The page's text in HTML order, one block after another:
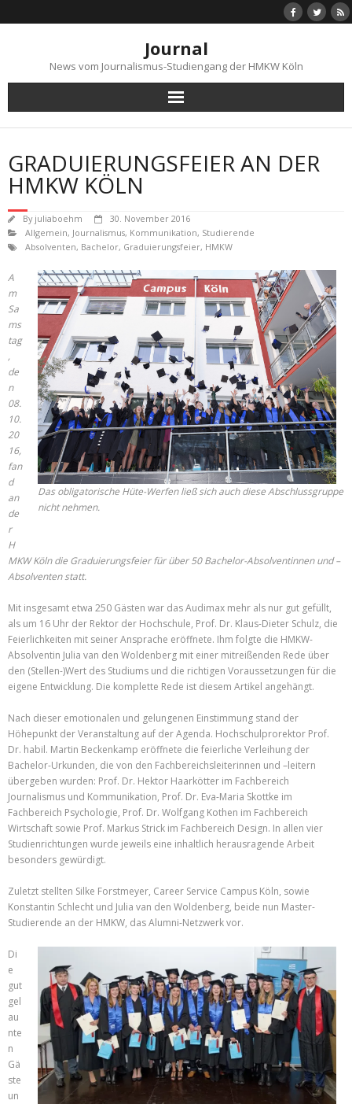
to
Journal
News vom Journalismus-Studiengang der HMKW Köln
GRADUIERUNGSFEIER AN DER
HMKW KÖLN
By juliaboehm
30. November 2016
Allgemein, Journalismus, Kommunikation, Studierende
Absolventen, Bachelor, Graduierungsfeier, HMKW
Das obligatorische Hüte-Werfen ließ sich auch diese Abschlussgruppe
nicht nehmen.
A
m
Sa
ms
tag
,
de
n
08.
10.
20
16,
fan
d
an
de
r
H
MKW Köln die Graduierungsfeier für über 50 Bachelor-Absolventinnen und –
Absolventen statt.
Mit insgesamt etwa 250 Gästen war das Audimax mehr als nur gut gefüllt,
als um 16 Uhr der Rektor der Hochschule, Prof. Dr. Klaus-Dieter Schulz, die
Feierlichkeiten mit seiner Ansprache eröffnete. Ihm folgte die HMKW-
Absolventin Julia van den Woldenberg mit einer mitreißenden Rede über
den (Stellen-)Wert des Studiums und die richtigen Voraussetzungen für die
eigene Entwicklung. Die komplette Rede ist diesem Artikel angehängt.
Nach dieser emotionalen und gelungenen Einstimmung stand der
Höhepunkt der Veranstaltung auf der Agenda. Hochschulprorektor Prof.
Dr. habil. Martin Beckenkamp eröffnete die feierliche Verleihung der
Bachelor-Urkunden, die von den Fachbereichsleiterinnen und –leitern
übergeben wurden: Prof. Dr. Hektor Haarkötter im Fachbereich
Journalismus und Kommunikation, Prof. Dr. Eva-Maria Skottke im
Fachbereich Psychologie, Prof. Dr. Wolfgang Kothen im Fachbereich
Wirtschaft sowie Prof. Markus Strick im Fachbereich Design. In allen vier
Studienrichtungen wurde jeweils eine inhaltlich herausragende Arbeit
besonders gewürdigt.
Zuletzt stellten Silke Forstmeyer, Career Service Campus Köln, sowie
Konstantin Schlecht und Julia van den Woldenberg, beide nun Master-
Studierende an der HMKW, das Alumni-Netzwerk vor.
Di
e
gut
gel
au
nte
n
Gä
ste
un